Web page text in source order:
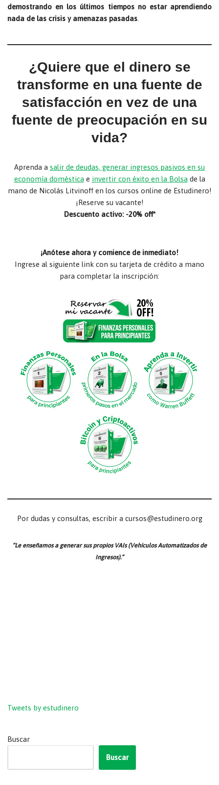
demostrando en los últimos tiempos no estar aprendiendo
nada de las crisis y amenazas pasadas
¿Quiere que el dinero se
transforme en una fuente de
satisfacción en vez de una
fuente de preocupación en su
vida?
Aprenda a salir de deudas, generar ingresos pasivos en su
economía doméstica e invertir con éxito en la Bolsa de la
mano de Nicolás Litvinoff en los cursos online de Estudinero!
¡Reserve su vacante!
Descuento activo: -20% off*
¡Anótese ahora y comience de inmediato!
Ingrese al siguiente link con su tarjeta de crédito a mano
para completar la inscripción:
Por dudas y consultas, escribir a cursos@estudinero.org
“Le enseñamos a generar sus propios VAIs (Vehículos Automatizados de
Ingresos).”
Tweets by estudinero
Buscar
Buscar